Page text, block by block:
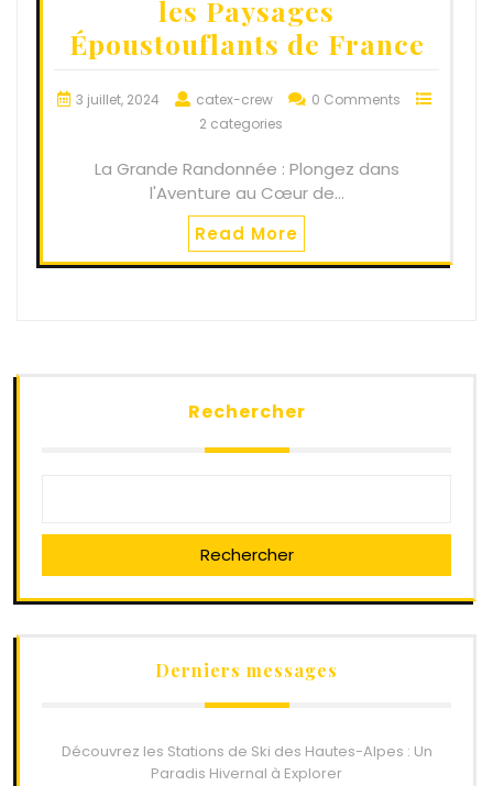
les Paysages
Époustouflants de France
3 juillet, 2024 catex-crew
0 Comments
2 categories
La Grande Randonnée : Plongez dans
l'Aventure au Cœur de…
Read More
Rechercher
Rechercher
Derniers messages
Découvrez les Stations de Ski des Hautes-Alpes : Un
Paradis Hivernal à Explorer